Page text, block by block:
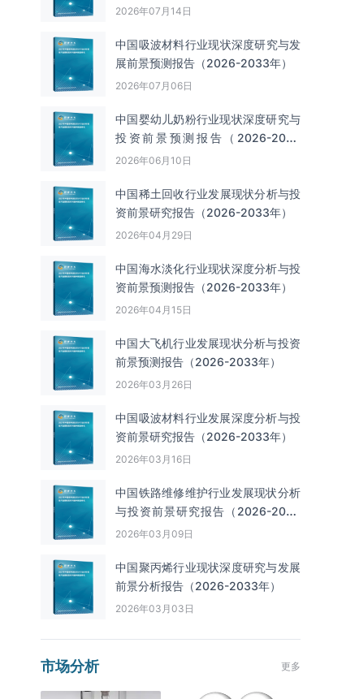
2026年07月14日
中国吸波材料‌‌‌行业现状深度研究与发
展前景预测报告（2026-2033年）
2026年07月06日
中国婴幼儿奶粉行业现状深度研究与
投资前景预测报告（2026-2033
年）
2026年06月10日
中国‌‌稀土回收‌‌行业发展现状分析与投
资前景研究报告（2026-2033年）
2026年04月29日
中国海水淡化行业现状深度分析与投
资前景预测报告（2026-2033年）
2026年04月15日
中国大飞机行业发展现状分析与投资
前景预测报告（2026-2033年）
2026年03月26日
中国吸波材料行业发展深度分析与投
资前景研究报告（2026-2033年）
2026年03月16日
中国铁路维修维护行业发展现状分析
与投资前景研究报告（2026-2033
年）
2026年03月09日
中国聚丙烯行业现状深度研究与发展
前景分析报告（2026-2033年）
2026年03月03日
市场分析 更多